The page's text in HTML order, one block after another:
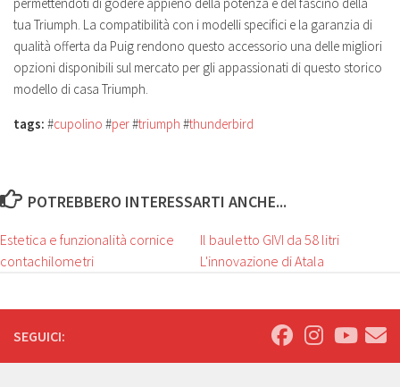
tua Triumph. La compatibilità con i modelli specifici e la garanzia di
qualità offerta da Puig rendono questo accessorio una delle migliori
opzioni disponibili sul mercato per gli appassionati di questo storico
modello di casa Triumph.
tags: #cupolino #per#triumph #thunderbird
POTREBBERO INTERESSARTI ANCHE...
Estetica e funzionalità cornice
contachilometri
Il bauletto GIVI da 58 litri
L'innovazione di Atala
SEGUICI: